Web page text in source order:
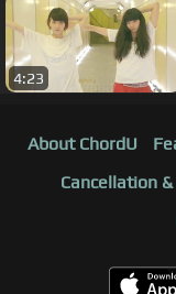
4:23
About ChordU
Cancellation